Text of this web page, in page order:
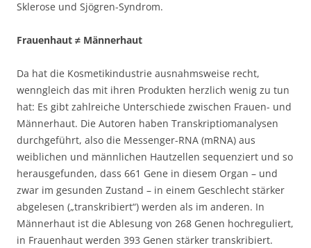
Sklerose und Sjögren-Syndrom.
Frauenhaut ≠ Männerhaut
Da hat die Kosmetikindustrie ausnahmsweise recht,
wenngleich das mit ihren Produkten herzlich wenig zu tun
hat: Es gibt zahlreiche Unterschiede zwischen Frauen- und
Männerhaut. Die Autoren haben Transkriptiomanalysen
durchgeführt, also die Messenger-RNA (mRNA) aus
weiblichen und männlichen Hautzellen sequenziert und so
herausgefunden, dass 661 Gene in diesem Organ – und
zwar im gesunden Zustand – in einem Geschlecht stärker
abgelesen („transkribiert“) werden als im anderen. In
Männerhaut ist die Ablesung von 268 Genen hochreguliert,
in Frauenhaut werden 393 Genen stärker transkribiert.